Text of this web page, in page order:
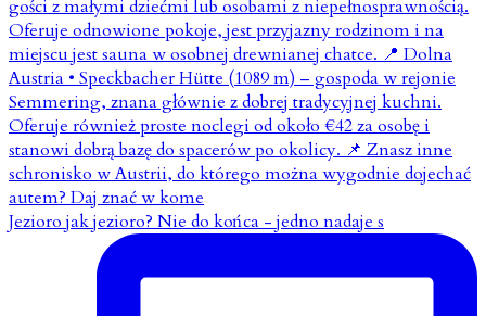
Jezioro jak jezioro? Nie do końca - jedno nadaje s